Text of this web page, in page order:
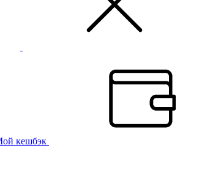
кешбэк